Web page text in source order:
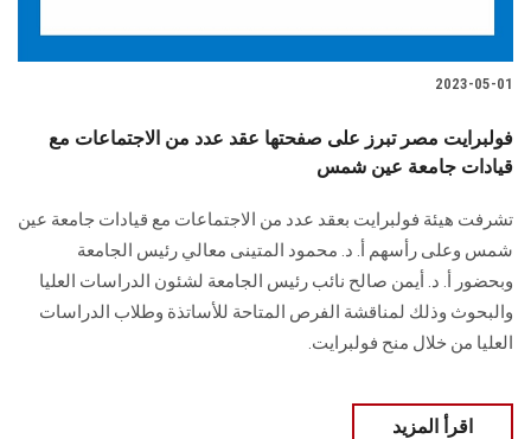
2023-05-01
فولبرايت مصر تبرز على صفحتها عقد عدد من الاجتماعات مع
قيادات جامعة عين شمس
تشرفت هيئة فولبرايت بعقد عدد من الاجتماعات مع قيادات جامعة عين
شمس وعلى رأسهم أ. د. محمود المتينى معالي رئيس الجامعة
وبحضور أ. د. أيمن صالح نائب رئيس الجامعة لشئون الدراسات العليا
والبحوث وذلك لمناقشة الفرص المتاحة للأساتذة وطلاب الدراسات
العليا من خلال منح فولبرايت.
اقرأ المزيد